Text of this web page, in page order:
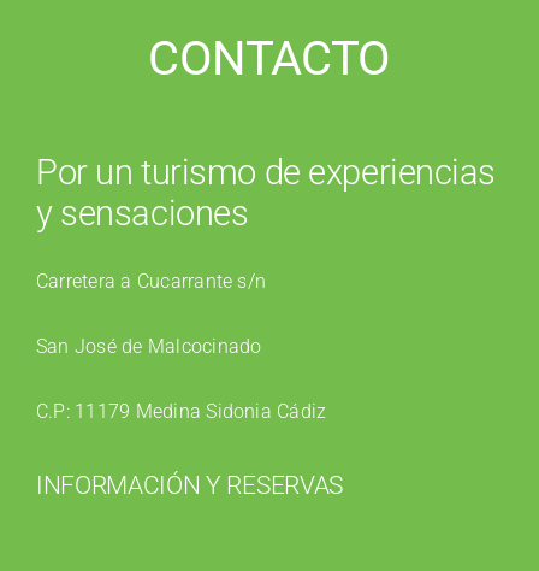
CONTACTO
Por un turismo de experiencias
y sensaciones
Carretera a Cucarrante s/n
San José de Malcocinado
C.P: 11179 Medina Sidonia Cádiz
INFORMACIÓN Y RESERVAS